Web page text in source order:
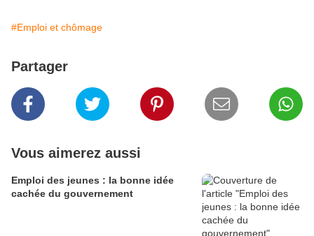
#Emploi et chômage
Partager
Vous aimerez aussi
Emploi des jeunes : la bonne idée
cachée du gouvernement